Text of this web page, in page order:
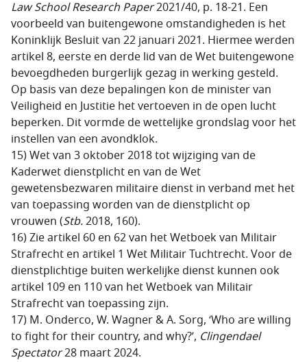
Law School Research Paper2021/40, p. 18-21. Een
voorbeeld van buitengewone omstandigheden is het
Koninklijk Besluit van 22 januari 2021. Hiermee werden
artikel 8, eerste en derde lid van de Wet buitengewone
bevoegdheden burgerlijk gezag in werking gesteld.
Op basis van deze bepalingen kon de minister van
Veiligheid en Justitie het vertoeven in de open lucht
beperken. Dit vormde de wettelijke grondslag voor het
instellen van een avondklok.
15) Wet van 3 oktober 2018 tot wijziging van de
Kaderwet dienstplicht en van de Wet
gewetensbezwaren militaire dienst in verband met het
van toepassing worden van de dienstplicht op
vrouwen (Stb.2018, 160).
16) Zie artikel 60 en 62 van het Wetboek van Militair
Strafrecht en artikel 1 Wet Militair Tuchtrecht. Voor de
dienstplichtige buiten werkelijke dienst kunnen ook
artikel 109 en 110 van het Wetboek van Militair
Strafrecht van toepassing zijn.
17) M. Onderco, W. Wagner & A. Sorg, ‘Who are willing
to fight for their country, and why?’, Clingendael
Spectator28 maart 2024.